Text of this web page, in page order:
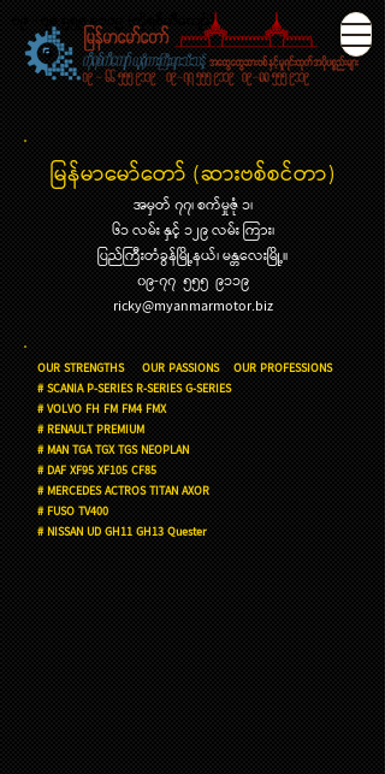
၀၉ - ၇၈ ၅၅၅ ၉၁၁၉ (ကိုရစ္ကီေက်ာ္)
မြန်မာမော်တော် (ဆားဗစ်စင်တာ)
အမှတ် ၇၇၊ စက်မှုဇုံ ၁၊
၆၁ လမ်း နှင့် ၁၂၉ လမ်း ကြား၊
ပြည်ကြီးတံခွန်မြို့နယ်၊ မန္တလေးမြို့။
၀၉-၇၇ ၅၅၅ ၉၁၁၉
ricky@myanmarmotor.biz
OUR STRENGTHS OUR PASSIONS OUR PROFESSIONS
# SCANIA P-SERIES R-SERIES G-SERIES
# VOLVO FH FM FM4 FMX
# RENAULT PREMIUM
# MAN TGA TGX TGS NEOPLAN
# DAF XF95 XF105 CF85
# MERCEDES ACTROS TITAN AXOR
# FUSO TV400
# NISSAN UD GH11 GH13 Quester